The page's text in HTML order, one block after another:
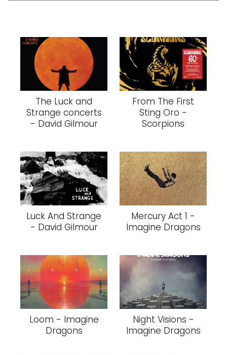
The Luck and
Strange concerts
- David Gilmour
From The First
Sting Oro -
Scorpions
Luck And Strange
- David Gilmour
Mercury Act 1 -
Imagine Dragons
Loom - Imagine
Dragons
Night Visions -
Imagine Dragons